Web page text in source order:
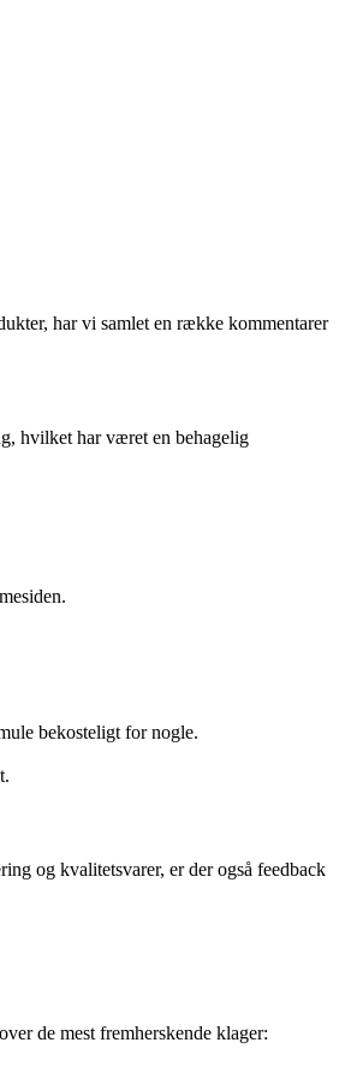
har vi samlet en række kommentarer
hvilket har været en behagelig
bekosteligt for nogle.
og kvalitetsvarer, er der også feedback
de mest fremherskende klager: